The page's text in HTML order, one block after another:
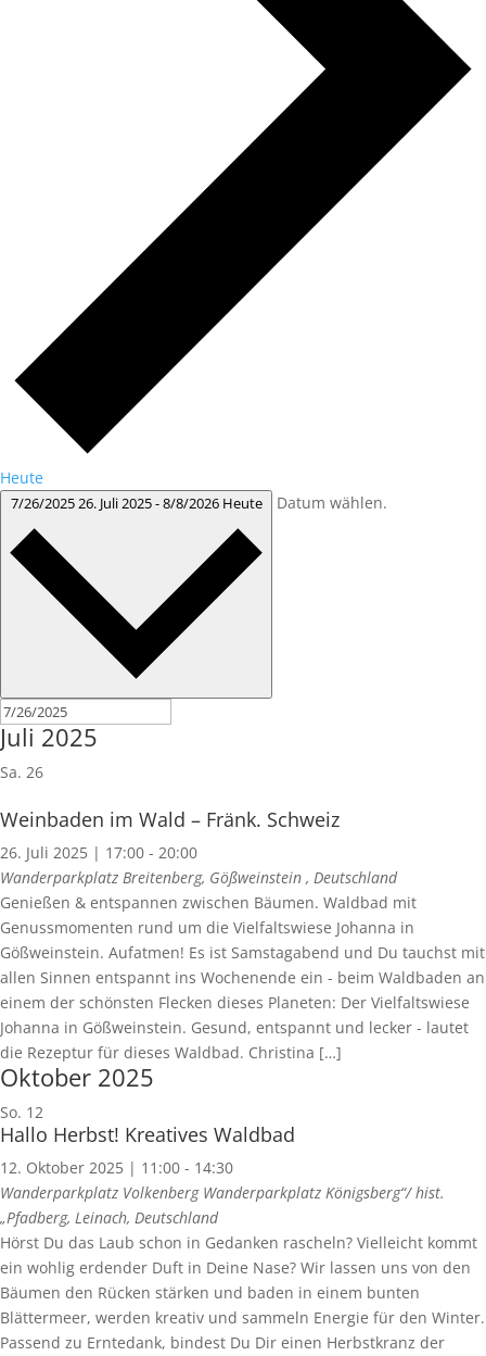
Heute
7/26/202526. Juli 2025-8/8/2026 Heute Datum wählen.
Juli 2025
Sa. 26
Weinbaden im Wald – Fränk. Schweiz
26. Juli 2025 | 17:00 - 20:00
Wanderparkplatz Breitenberg, Gößweinstein , Deutschland
Genießen & entspannen zwischen Bäumen. Waldbad mit
Genussmomenten rund um die Vielfaltswiese Johanna in
Gößweinstein. Aufatmen! Es ist Samstagabend und Du tauchst mit
allen Sinnen entspannt ins Wochenende ein - beim Waldbaden an
einem der schönsten Flecken dieses Planeten: Der Vielfaltswiese
Johanna in Gößweinstein. Gesund, entspannt und lecker - lautet
die Rezeptur für dieses Waldbad. Christina […]
Oktober 2025
So. 12
Hallo Herbst! Kreatives Waldbad
12. Oktober 2025 | 11:00 - 14:30
Wanderparkplatz Volkenberg Wanderparkplatz Königsberg“/ hist.
„Pfadberg, Leinach, Deutschland
Hörst Du das Laub schon in Gedanken rascheln? Vielleicht kommt
ein wohlig erdender Duft in Deine Nase? Wir lassen uns von den
Bäumen den Rücken stärken und baden in einem bunten
Blättermeer, werden kreativ und sammeln Energie für den Winter.
Passend zu Erntedank, bindest Du Dir einen Herbstkranz der